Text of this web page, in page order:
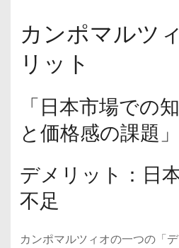
カンポマルツ
リット
「日本市場での
と価格感の課題」
デメリット：日
不足
カンポマルツィオの一つの「